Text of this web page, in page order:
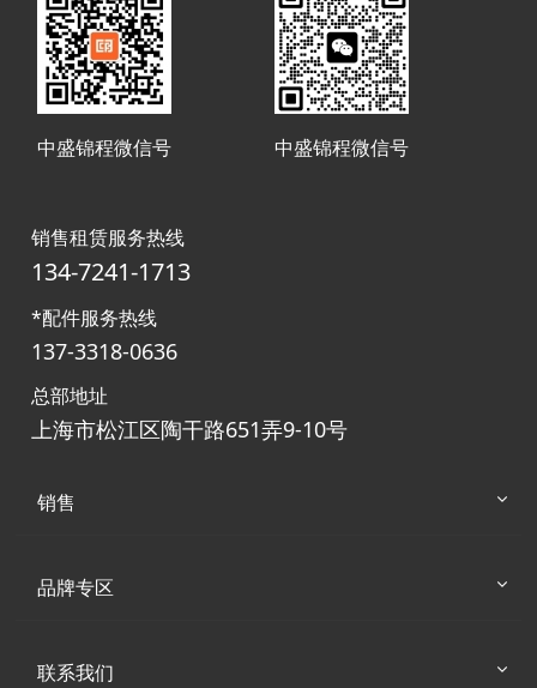
中盛锦程微信号 中盛锦程微信号
销售租赁服务热线
134-7241-1713
*配件服务热线
137-3318-0636
总部地址
上海市松江区陶干路651弄9-10号
销售
品牌专区
联系我们